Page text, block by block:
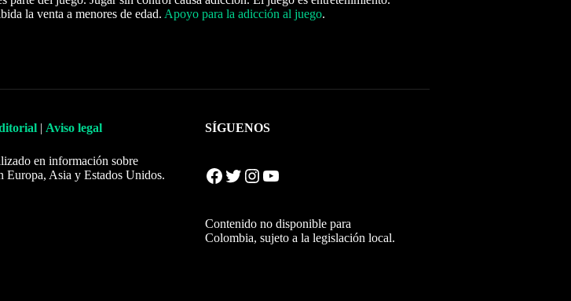
la venta a menores de edad. Apoyo para la adicción al juego.
| Aviso legal
en información sobre
Europa, Asia y Estados Unidos.
SÍGUENOS
Facebook Twitter Instagram YouTube
Contenido no disponible para
Colombia, sujeto a la legislación local.